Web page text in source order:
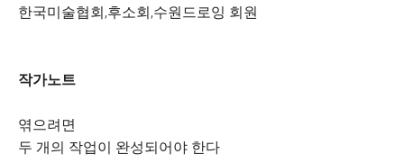
한국미술협회,후소회,수원드로잉 회원
작가노트
엮으려면
두 개의 작업이 완성되어야 한다